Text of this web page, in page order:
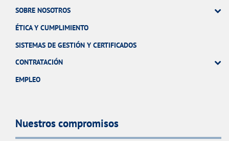
SOBRE NOSOTROS
ÉTICA Y CUMPLIMIENTO
SISTEMAS DE GESTIÓN Y CERTIFICADOS
CONTRATACIÓN
EMPLEO
Nuestros compromisos